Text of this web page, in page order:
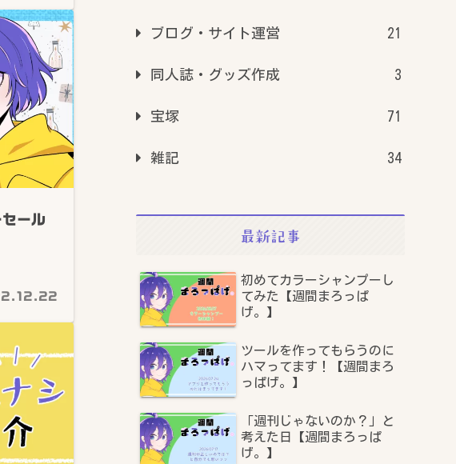
ール
ブログ・サイト運営 21
同人誌・グッズ作成 3
宝塚 71
雑記 34
最新記事
初めてカラーシャンプーし
てみた【週間まろっぱ
げ。】
ツールを作ってもらうのに
ハマってます！【週間まろ
っぱげ。】
「週刊じゃないのか？」と
考えた日【週間まろっぱ
げ。】